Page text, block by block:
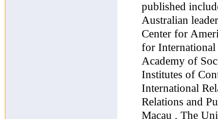
published
Australian
Center for
for International
Academy of
Institutes of
International
Relations and
Macau , The